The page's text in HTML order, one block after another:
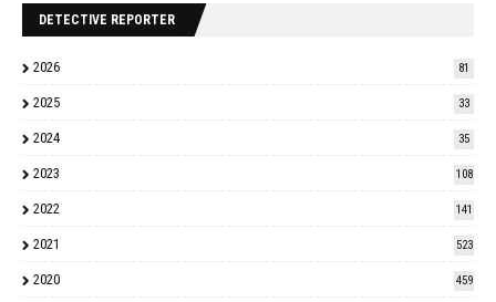
DETECTIVE REPORTER
2026 81
2025 33
2024 35
2023 108
2022 141
2021 523
2020 459